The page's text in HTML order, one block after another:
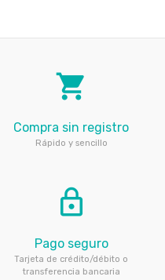
local_grocery_store
Compra sin registro
Rápido y sencillo
lock_outline
Pago seguro
Tarjeta de crédito/débito o
transferencia bancaria